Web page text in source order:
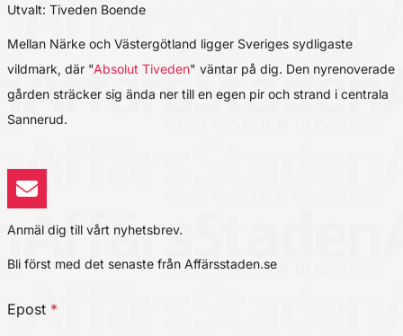
Utvalt: Tiveden Boende
Mellan Närke och Västergötland ligger Sveriges sydligaste
vildmark, där "Absolut Tiveden" väntar på dig. Den nyrenoverade
gården sträcker sig ända ner till en egen pir och strand i centrala
Sannerud.
Anmäl dig till vårt nyhetsbrev.
Bli först med det senaste från Affärsstaden.se
Epost *